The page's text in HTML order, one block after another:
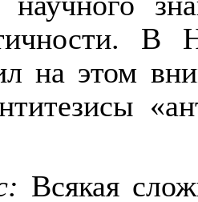
В
на этом
Всякая